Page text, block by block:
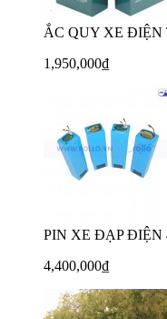
ẮC QUY XE ĐIỆN
1,950,000₫
PIN XE ĐẠP ĐIỆN
4,400,000₫